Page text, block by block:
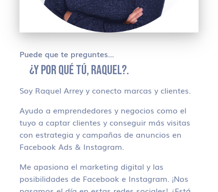
Puede que te preguntes…
¿Y POR QUÉ TÚ, RAQUEL?.
Soy Raquel Arrey y conecto marcas y clientes.
Ayudo a emprendedores y negocios como el
tuyo a captar clientes y conseguir más visitas
con estrategia y campañas de anuncios en
Facebook Ads & Instagram.
Me apasiona el marketing digital y las
posibilidades de Facebook e Instagram. ¡Nos